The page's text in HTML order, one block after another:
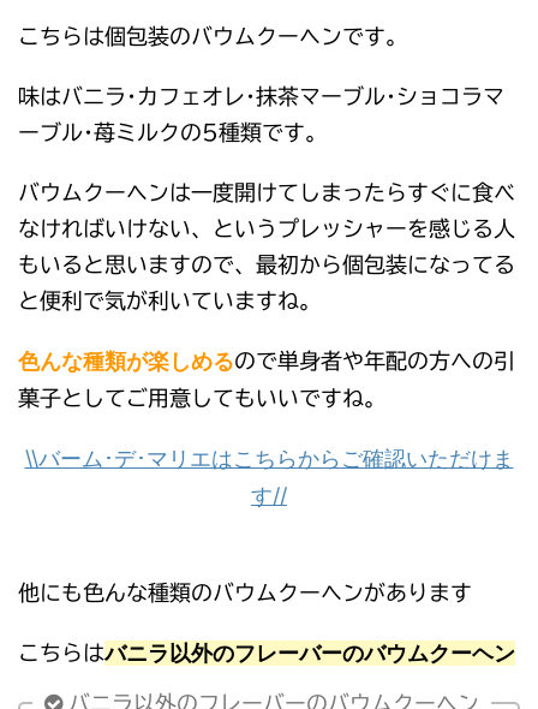
こちらは個包装のバウムクーヘンです。
味はバニラ･カフェオレ･抹茶マーブル･ショコラマ
ーブル･苺ミルクの5種類です。
バウムクーヘンは一度開けてしまったらすぐに食べ
なければいけない、というプレッシャーを感じる人
もいると思いますので、最初から個包装になってる
と便利で気が利いていますね。
色んな種類が楽しめるので単身者や年配の方への引
菓子としてご用意してもいいですね。
\\バーム･デ･マリエはこちらからご確認いただけま
す//
他にも色んな種類のバウムクーヘンがあります
こちらはバニラ以外のフレーバーのバウムクーヘン
バニラ以外のフレーバーのバウムクーヘン